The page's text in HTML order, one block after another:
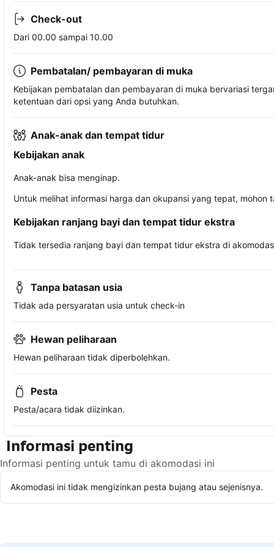
Check-out
Dari 00.00 sampai 10.00
Pembatalan/ pembayaran di muka
Kebijakan pembatalan dan pembayaran di muka bervariasi
ketentuan dari opsi yang Anda butuhkan.
Anak-anak dan tempat tidur
Kebijakan anak
Anak-anak bisa menginap.
Untuk melihat informasi harga dan okupansi yang tepat,
Kebijakan ranjang bayi dan tempat tidur ekstra
Tidak tersedia ranjang bayi dan tempat tidur ekstra di
Tanpa batasan usia
Tidak ada persyaratan usia untuk check-in
Hewan peliharaan
Hewan peliharaan tidak diperbolehkan.
Pesta
Pesta/acara tidak diizinkan.
Informasi penting
Informasi penting untuk tamu di akomodasi ini
Akomodasi ini tidak mengizinkan pesta bujang atau sejenisnya.